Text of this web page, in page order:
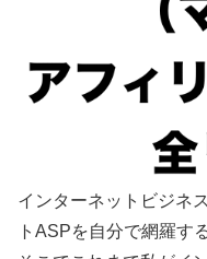
インターネットビジネ
トASPを自分で網羅す